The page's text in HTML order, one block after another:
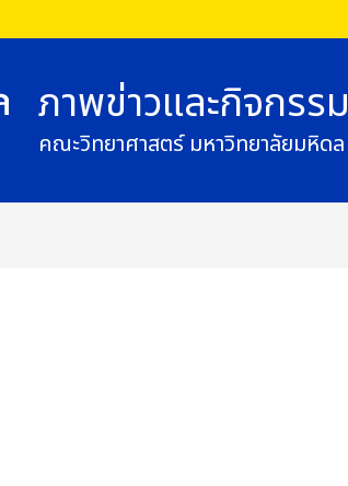
ภาพข่าวและกิจกรรม
คณะวิทยาศาสตร์ มหาวิทยาลัยมหิดล